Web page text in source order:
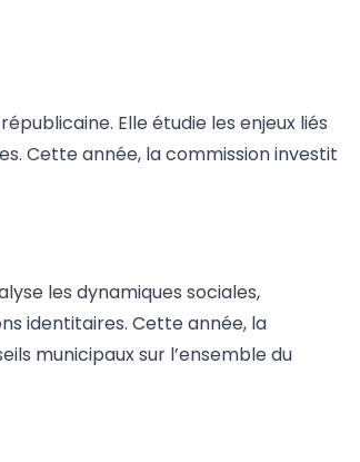
Elle étudie les enjeux liés
Cette année, la commission investit
les dynamiques sociales,
identitaires. Cette année, la
municipaux sur l’ensemble du